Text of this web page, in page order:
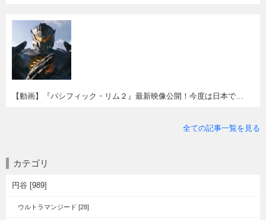
全ての記事一覧を見る
カテゴリ
円谷 [989]
ウルトラマンジード [28]